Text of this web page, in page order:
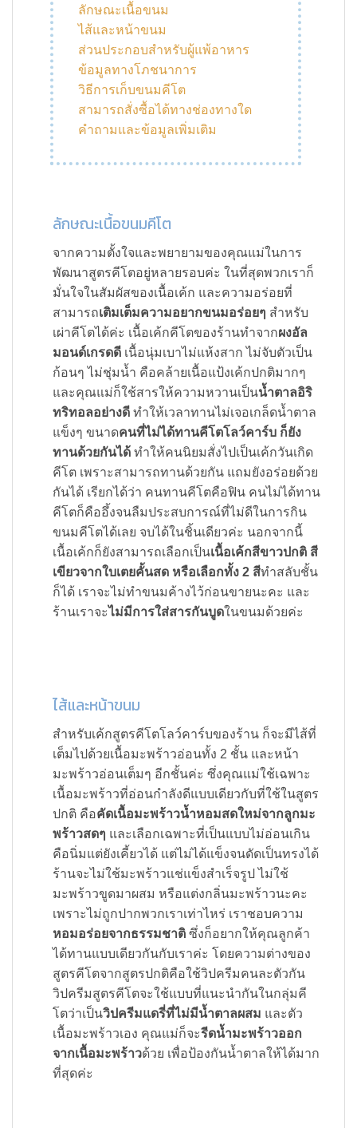
ลักษณะเนื้อขนม
ไส้และหน้าขนม
ส่วนประกอบสำหรับผู้แพ้อาหาร
ข้อมูลทางโภชนาการ
วิธีการเก็บขนมคีโต
สามารถสั่งซื้อได้ทางช่องทางใด
คำถามและข้อมูลเพิ่มเติม
ลักษณะเนื้อขนมคีโต
จากความตั้งใจและพยายามของคุณแม่ในการ
พัฒนาสูตรคีโตอยู่หลายรอบค่ะ ในที่สุดพวกเราก็
มั่นใจในสัมผัสของเนื้อเค้ก และความอร่อยที่
สามารถเติมเต็มความอยากขนมอร่อยๆ สำหรับ
เผ่าคีโตได้ค่ะ เนื้อเค้กคีโตของร้านทำจากผงอัล
มอนด์เกรดดี เนื้อนุ่มเบาไม่แห้งสาก ไม่จับตัวเป็น
ก้อนๆ ไม่ชุ่มน้ำ คือคล้ายเนื้อแป้งเค้กปกติมากๆ
และคุณแม่ก็ใช้สารให้ความหวานเป็นน้ำตาลอิริ
ทริทอลอย่างดี ทำให้เวลาทานไม่เจอเกล็ดน้ำตาล
แข็งๆ ขนาดคนที่ไม่ได้ทานคีโตโลว์คาร์บ ก็ยัง
ทานด้วยกันได้ ทำให้คนนิยมสั่งไปเป็นเค้กวันเกิด
คีโต เพราะสามารถทานด้วยกัน แถมยังอร่อยด้วย
กันได้ เรียกได้ว่า คนทานคีโตคือฟิน คนไม่ได้ทาน
คีโตก็คืออึ้งจนลืมประสบการณ์ที่ไม่ดีในการกิน
ขนมคีโตได้เลย จบได้ในชิ้นเดียวค่ะ นอกจากนี้
เนื้อเค้กก็ยังสามารถเลือกเป็นเนื้อเค้กสีขาวปกติ สี
เขียวจากใบเตยคั้นสด หรือเลือกทั้ง 2 สีทำสลับชั้น
ก็ได้ เราจะไม่ทำขนมค้างไว้ก่อนขายนะคะ และ
ร้านเราจะไม่มีการใส่สารกันบูดในขนมด้วยค่ะ
ไส้และหน้าขนม
สำหรับเค้กสูตรคีโตโลว์คาร์บของร้าน ก็จะมีไส้ที่
เต็มไปด้วยเนื้อมะพร้าวอ่อนทั้ง 2 ชั้น และหน้า
มะพร้าวอ่อนเต็มๆ อีกชั้นค่ะ ซึ่งคุณแม่ใช้เฉพาะ
เนื้อมะพร้าวที่อ่อนกำลังดีแบบเดียวกับที่ใช้ในสูตร
ปกติ คือคัดเนื้อมะพร้าวน้ำหอมสดใหม่จากลูกมะ
พร้าวสดๆ และเลือกเฉพาะที่เป็นแบบไม่อ่อนเกิน
คือนิ่มแต่ยังเคี้ยวได้ แต่ไม่ได้แข็งจนดัดเป็นทรงได้
ร้านจะไม่ใช้มะพร้าวแช่แข็งสำเร็จรูป ไม่ใช้
มะพร้าวขูดมาผสม หรือแต่งกลิ่นมะพร้าวนะคะ
เพราะไม่ถูกปากพวกเราเท่าไหร่ เราชอบความ
หอมอร่อยจากธรรมชาติ ซึ่งก็อยากให้คุณลูกค้า
ได้ทานแบบเดียวกันกับเราค่ะ โดยความต่างของ
สูตรคีโตจากสูตรปกติคือใช้วิปครีมคนละตัวกัน
วิปครีมสูตรคีโตจะใช้แบบที่แนะนำกันในกลุ่มคี
โตว่าเป็นวิปครีมแดรี่ที่ไม่มีน้ำตาลผสม และตัว
เนื้อมะพร้าวเอง คุณแม่ก็จะรีดน้ำมะพร้าวออก
จากเนื้อมะพร้าวด้วย เพื่อป้องกันน้ำตาลให้ได้มาก
ที่สุดค่ะ